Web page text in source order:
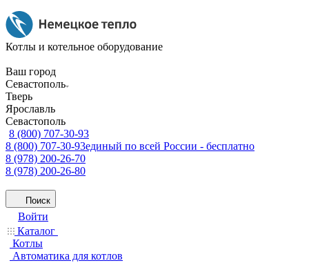
Котлы и котельное оборудование
Ваш город
Севастополь
Тверь
Ярославль
Севастополь
8 (800) 707-30-93
8 (800) 707-30-93единый по всей России - бесплатно
8 (978) 200-26-70
8 (978) 200-26-80
Поиск
Войти
Каталог
Котлы
Автоматика для котлов